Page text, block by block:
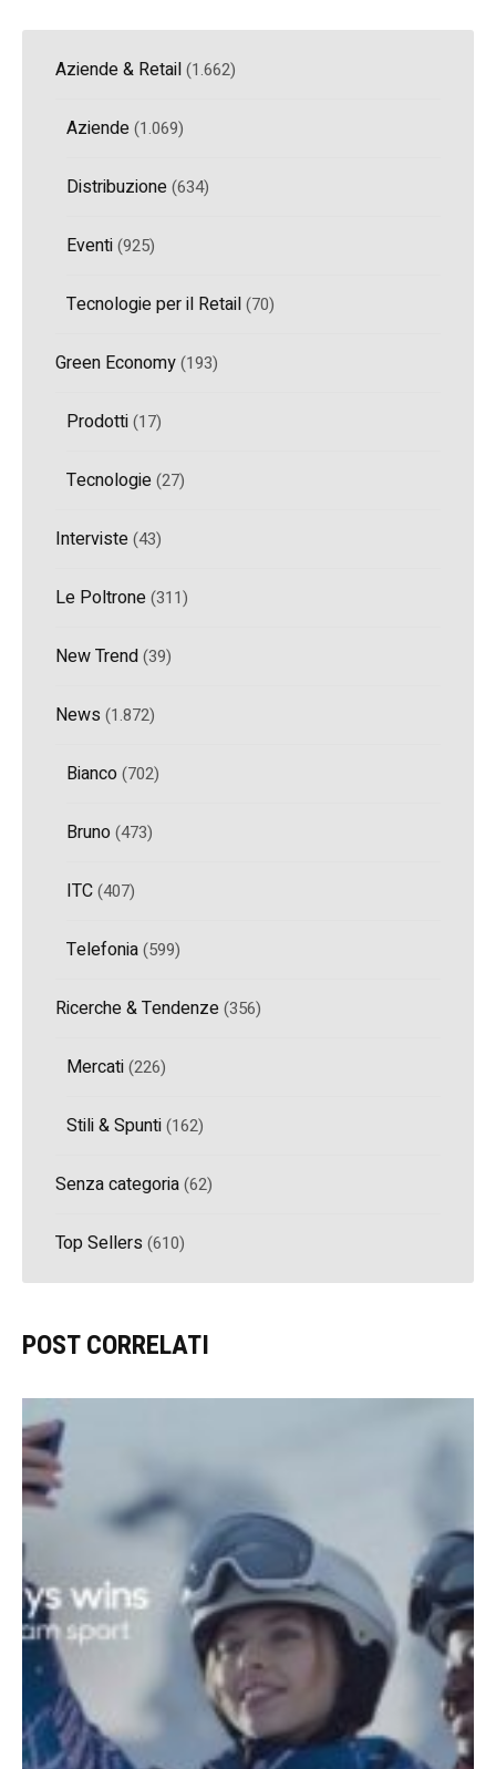
Aziende & Retail(1.662)
Aziende(1.069)
Distribuzione(634)
Eventi(925)
Tecnologie per il Retail(70)
Green Economy(193)
Prodotti(17)
Tecnologie(27)
Interviste(43)
Le Poltrone(311)
New Trend(39)
News (1.872)
Bianco(702)
Bruno(473)
ITC(407)
Telefonia(599)
Ricerche & Tendenze(356)
Mercati(226)
Stili & Spunti(162)
Senza categoria(62)
Top Sellers (610)
POST CORRELATI